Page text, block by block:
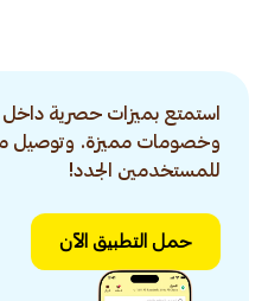
استمتع بميزات حصرية
وخصومات مميزة. وتوصيل
للمستخدمين الجدد!
حمل التطبيق الآن